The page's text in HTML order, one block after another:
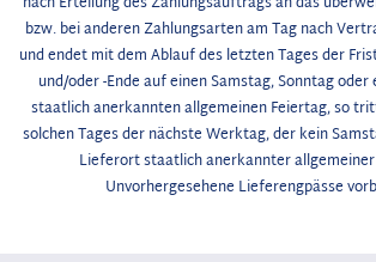
bzw. bei anderen Zahlungsarten am Tag nach
und endet mit dem Ablauf des letzten Tages der
und/oder -Ende auf einen Samstag, Sonntag
staatlich anerkannten allgemeinen Feiertag, so
solchen Tages der nächste Werktag, der kein
Lieferort staatlich anerkannter
Unvorhergesehene Lieferengpässe